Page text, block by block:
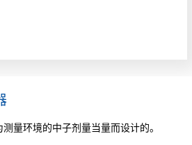
测量环境的中子剂量当量而设计的。